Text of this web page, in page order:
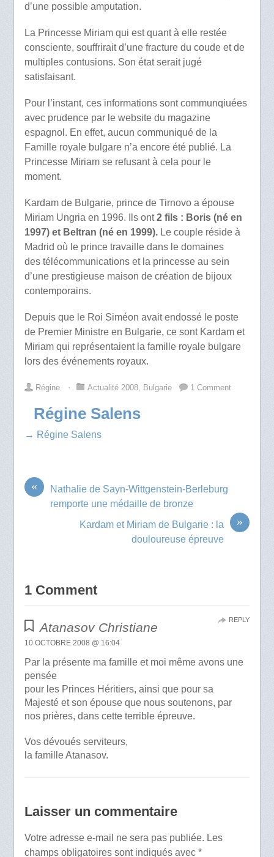
d’une possible amputation.
La Princesse Miriam qui est quant à elle restée
consciente, souffrirait d’une fracture du coude et de
multiples contusions. Son état serait jugé
satisfaisant.
Pour l’instant, ces informations sont communqiuées
avec prudence par le website du magazine
espagnol. En effet, aucun communiqué de la
Famille royale bulgare n’a encore été publié. La
Princesse Miriam se refusant à cela pour le
moment.
Kardam de Bulgarie, prince de Tirnovo a épouse
Miriam Ungria en 1996. Ils ont2 fils : Boris (né en
1997) et Beltran (né en 1999). Le couple réside à
Madrid où le prince travaille dans le domaines
des télécommunications et la princesse au sein
d’une prestigieuse maison de création de bijoux
contemporains.
Depuis que le Roi Siméon avait endossé le poste
de Premier Ministre en Bulgarie, ce sont Kardam et
Miriam qui représentaient la famille royale bulgare
lors des événements royaux.
Régine ⋅ Actualité 2008, Bulgarie 1 Comment
Régine Salens
→ Régine Salens
«
Nathalie de Sayn-Wittgenstein-Berleburg
remporte une médaille de bronze
»
Kardam et Miriam de Bulgarie : la
douloureuse épreuve
1 Comment
Atanasov Christiane
10 OCTOBRE 2008 @ 16:04
Par la présente ma famille et moi même avons une
pensée
pour les Princes Héritiers, ainsi que pour sa
Majesté et son épouse que nous soutenons, par
nos prières, dans cette terrible épreuve.
Vos dévoués serviteurs,
la famille Atanasov.
REPLY
Laisser un commentaire
Votre adresse e-mail ne sera pas publiée. Les
champs obligatoires sont indiqués avec *